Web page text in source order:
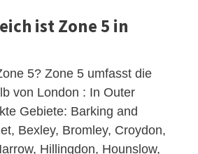
ist Zone 5 in
5? Zone 5 umfasst die
von London : In Outer
Gebiete: Barking and
Bexley, Bromley, Croydon,
Hillingdon, Hounslow,